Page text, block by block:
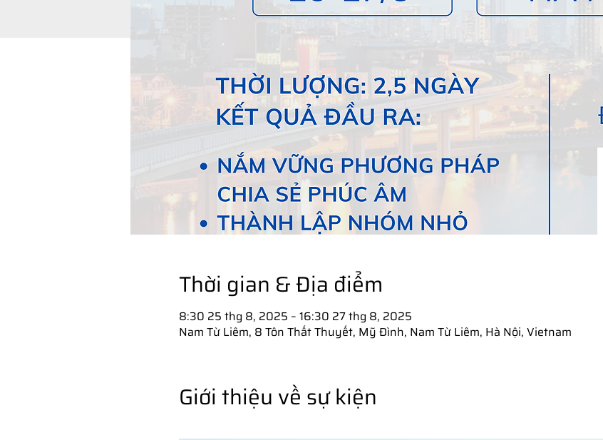
Thời gian & Địa điểm
8:30 25 thg 8, 2025 – 16:30 27 thg 8, 2025
Nam Từ Liêm, 8 Tôn Thất Thuyết, Mỹ Đình, Nam Từ Liêm, Hà Nội, Vietnam
Giới thiệu về sự kiện